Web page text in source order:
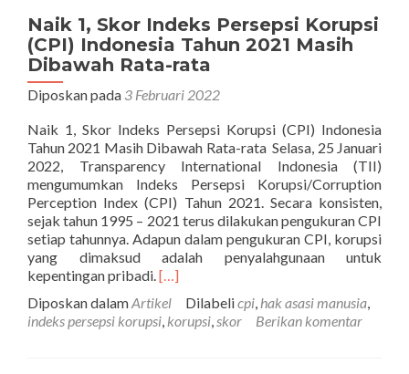
Naik 1, Skor Indeks Persepsi Korupsi
(CPI) Indonesia Tahun 2021 Masih
Dibawah Rata-rata
Diposkan pada 3 Februari 2022
Naik 1, Skor Indeks Persepsi Korupsi (CPI) Indonesia
Tahun 2021 Masih Dibawah Rata-rata Selasa, 25 Januari
2022, Transparency International Indonesia (TII)
mengumumkan Indeks Persepsi Korupsi/Corruption
Perception Index (CPI) Tahun 2021. Secara konsisten,
sejak tahun 1995 – 2021 terus dilakukan pengukuran CPI
setiap tahunnya. Adapun dalam pengukuran CPI, korupsi
yang dimaksud adalah penyalahgunaan untuk
kepentingan pribadi.Selengkapnya
1,
Skor
[…]
Diposkan dalamArtikel Dilabelicpi, hak asasi manusia,
indeks persepsi korupsi, korupsi,skor Berikan komentar